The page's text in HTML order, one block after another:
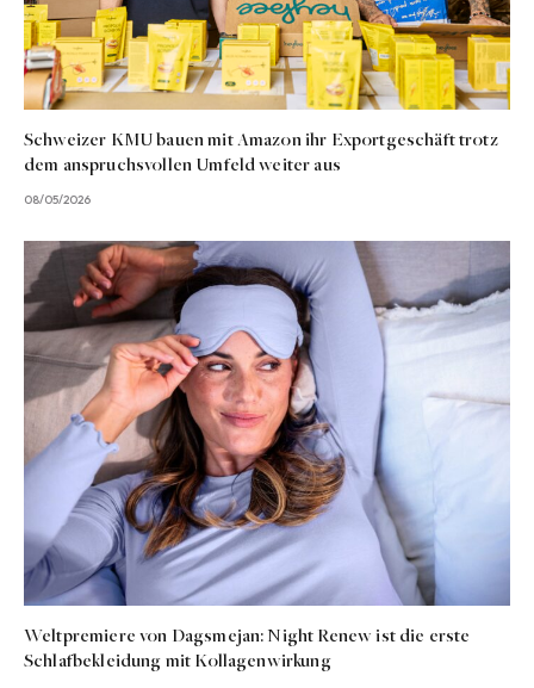
Schweizer KMU bauen mit Amazon ihr Exportgeschäft trotz
dem anspruchsvollen Umfeld weiter aus
08/05/2026
Weltpremiere von Dagsmejan: Night Renew ist die erste
Schlafbekleidung mit Kollagenwirkung